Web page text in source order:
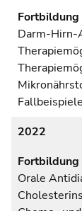
Darm-Hirn-
Fallbeispiele
2022
Orale